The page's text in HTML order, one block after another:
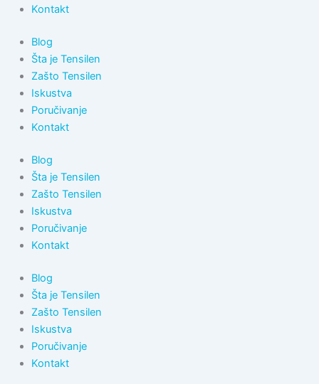
Kontakt
Blog
Šta je Tensilen
Zašto Tensilen
Iskustva
Poručivanje
Kontakt
Blog
Šta je Tensilen
Zašto Tensilen
Iskustva
Poručivanje
Kontakt
Blog
Šta je Tensilen
Zašto Tensilen
Iskustva
Poručivanje
Kontakt